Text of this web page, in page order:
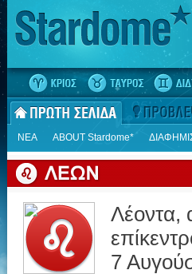
ΝΕΑ ΑΒΟUT Stardome*
Λέοντα,
7